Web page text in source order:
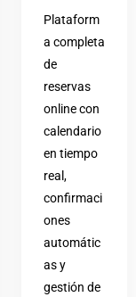
Plataform
a completa
de
reservas
online con
calendario
en tiempo
real,
confirmaci
ones
automátic
as y
gestión de